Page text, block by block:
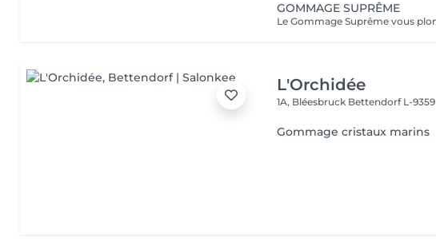
GOMMAGE SUPRÊME
L'Orchidée
1A, Bléesbruck Bettendorf L-9359
Gommage cristaux marins